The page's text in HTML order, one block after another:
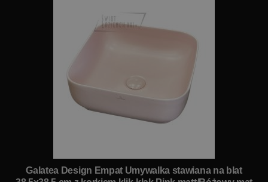
Galatea Design Empat Umywalka stawiana na blat